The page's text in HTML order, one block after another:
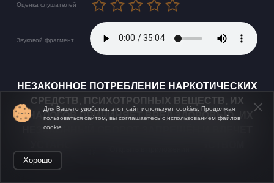
Оценка слушателей
Звуковой фрагмент
НЕЗАКОННОЕ ПОТРЕБЛЕНИЕ НАРКОТИЧЕСКИХ
СРЕДСТВ, ПСИХОТРОПНЫХ ВЕЩЕСТВ, ИХ
АНАЛОГОВ ПРИЧИНЯЕТ ВРЕД ЗДОРОВЬЮ, ИХ
НЕЗАКОННЫЙ ОБОРОТ ЗАПРЕЩЁН И ВЛЕЧЕТ
Для Вашего удобства, этот сайт использует cookies. Продолжая
пользоваться сайтом, вы соглашаетесь с использованием файлов
cookie.
Хорошо